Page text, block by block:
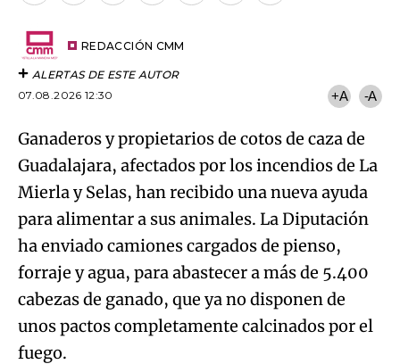
REDACCIÓN CMM
ALERTAS DE ESTE AUTOR
07.08.2026 12:30
+A -A
Ganaderos y propietarios de cotos de caza de
Guadalajara, afectados por los incendios de La
Mierla y Selas, han recibido una nueva ayuda
para alimentar a sus animales. La Diputación
ha enviado camiones cargados de pienso,
forraje y agua, para abastecer a más de 5.400
cabezas de ganado, que ya no disponen de
unos pactos completamente calcinados por el
fuego.